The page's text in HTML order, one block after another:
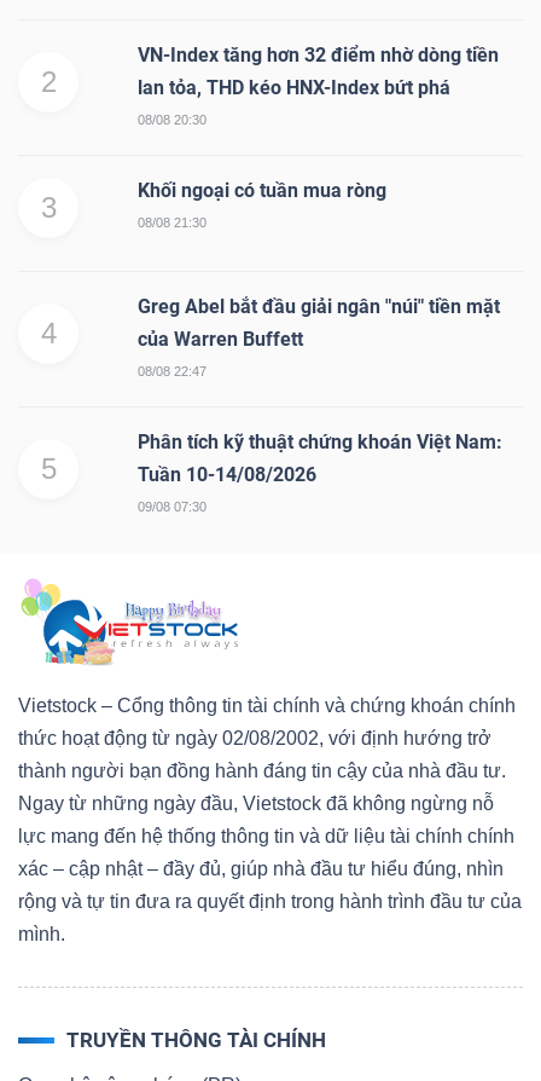
2
VN-Index tăng hơn 32 điểm nhờ dòng tiền
lan tỏa, THD kéo HNX-Index bứt phá
08/08 20:30
3
Khối ngoại có tuần mua ròng
08/08 21:30
4
Greg Abel bắt đầu giải ngân "núi" tiền mặt
của Warren Buffett
08/08 22:47
5
Phân tích kỹ thuật chứng khoán Việt Nam:
Tuần 10-14/08/2026
09/08 07:30
Vietstock – Cổng thông tin tài chính và chứng khoán chính
thức hoạt động từ ngày 02/08/2002, với định hướng trở
thành người bạn đồng hành đáng tin cậy của nhà đầu tư.
Ngay từ những ngày đầu, Vietstock đã không ngừng nỗ
lực mang đến hệ thống thông tin và dữ liệu tài chính chính
xác – cập nhật – đầy đủ, giúp nhà đầu tư hiểu đúng, nhìn
rộng và tự tin đưa ra quyết định trong hành trình đầu tư của
mình.
TRUYỀN THÔNG TÀI CHÍNH